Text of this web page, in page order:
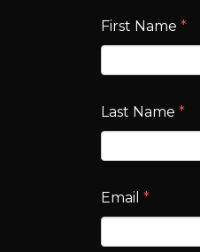
First Name *
Last Name *
Email *